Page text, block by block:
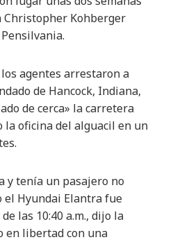
Christopher Kohberger
agentes arrestaron a
de Hancock, Indiana,
de cerca» la carretera
oficina del alguacil en un
y tenía un pasajero no
el Hyundai Elantra fue
las 10:40 a.m., dijo la
en libertad con una